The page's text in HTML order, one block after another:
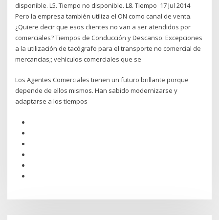
disponible. L5. Tiempo no disponible. L8. Tiempo 17 Jul 2014
Pero la empresa también utiliza el ON como canal de venta.
¿Quiere decir que esos clientes no van a ser atendidos por
comerciales? Tiempos de Conducción y Descanso: Excepciones
a la utilización de tacógrafo para el transporte no comercial de
mercancías;; vehículos comerciales que se
Los Agentes Comerciales tienen un futuro brillante porque
depende de ellos mismos. Han sabido modernizarse y
adaptarse a los tiempos